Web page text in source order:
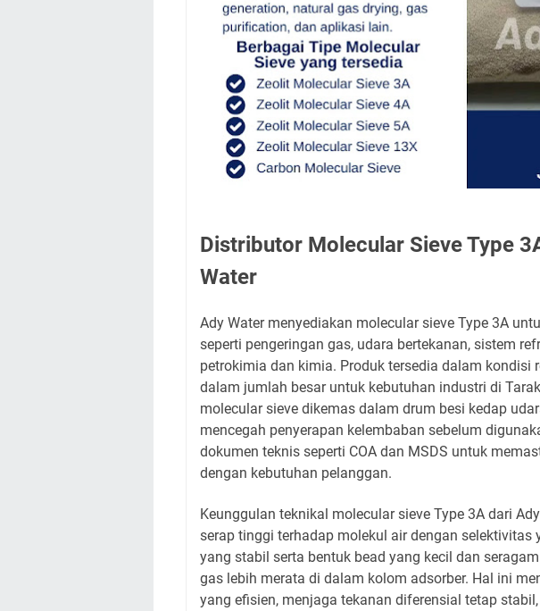
Distributor Molecular Sieve Type
Water
Ady Water menyediakan molecular sieve Type 3A
seperti pengeringan gas, udara bertekanan, sistem
petrokimia dan kimia. Produk tersedia dalam kondisi
dalam jumlah besar untuk kebutuhan industri di
molecular sieve dikemas dalam drum besi kedap
mencegah penyerapan kelembaban sebelum
dokumen teknis seperti COA dan MSDS untuk
dengan kebutuhan pelanggan.
Keunggulan teknikal molecular sieve Type 3A dari
serap tinggi terhadap molekul air dengan selektivitas
yang stabil serta bentuk bead yang kecil dan
gas lebih merata di dalam kolom adsorber. Hal ini
yang efisien, menjaga tekanan diferensial tetap